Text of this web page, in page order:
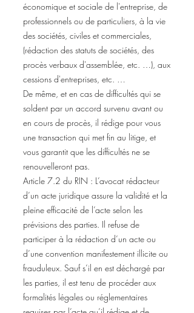
économique et sociale de l'entreprise, de
professionnels ou de particuliers, à la vie
des sociétés, civiles et commerciales,
(rédaction des statuts de sociétés, des
procès verbaux d'assemblée, etc. …), aux
cessions d'entreprises, etc. …
De même, et en cas de difficultés qui se
soldent par un accord survenu avant ou
en cours de procès, il rédige pour vous
une transaction qui met fin au litige, et
vous garantit que les difficultés ne se
renouvelleront pas.
Article 7.2 du RIN : L’avocat rédacteur
d’un acte juridique assure la validité et la
pleine efficacité de l’acte selon les
prévisions des parties. Il refuse de
participer à la rédaction d’un acte ou
d’une convention manifestement illicite ou
frauduleux. Sauf s’il en est déchargé par
les parties, il est tenu de procéder aux
formalités légales ou réglementaires